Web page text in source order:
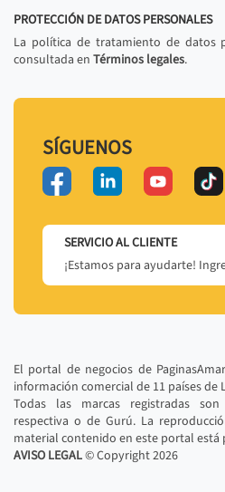
PROTECCIÓN DE DATOS PERSONALES
La política de tratamiento de datos
consultada en Términos legales.
SÍGUENOS
SERVICIO AL CLIENTE
¡Estamos para ayudarte!
El portal de negocios de
información comercial de 11 países de
Todas las marcas registradas
respectiva o de Gurú. La
material contenido en este portal está
AVISO LEGAL© Copyright2026